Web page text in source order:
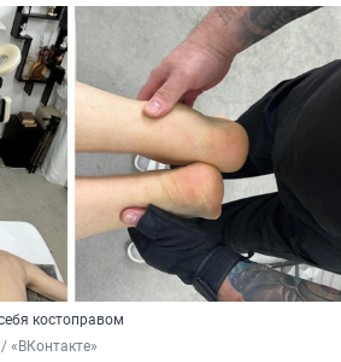
костоправом
«ВКонтакте»